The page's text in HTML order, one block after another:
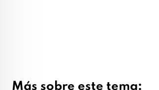
Más sobre este tema: